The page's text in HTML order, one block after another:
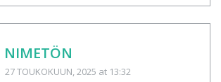
NIMETÖN
27 TOUKOKUUN, 2025 at 13:32